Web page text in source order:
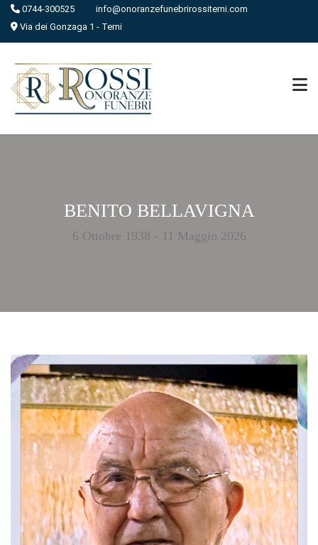
0744-300525
info@onoranzefunebrirossiterni.com
Via dei Gonzaga 1 - Terni
BENITO BELLAVIGNA
6 Ottobre 1938 - 11 Maggio 2026